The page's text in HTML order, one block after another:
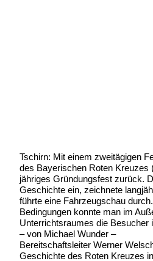
Tschirn: Mit einem zweitägigen
des Bayerischen Roten Kreuzes
jähriges Gründungsfest zurück.
Geschichte ein, zeichnete
führte eine Fahrzeugschau
Bedingungen konnte man im
Unterrichtsraumes die Besucher
– von Michael Wunder –
Bereitschaftsleiter Werner
Geschichte des Roten Kreuzes